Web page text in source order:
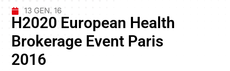
13 GEN. 16
H2020 European Health
Brokerage Event Paris
2016